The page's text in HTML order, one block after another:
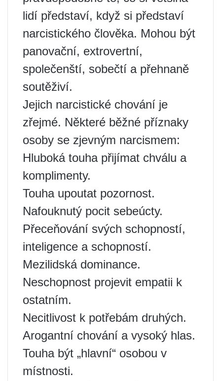
lidí představí, když si představí
narcistického člověka. Mohou být
panovační, extrovertní,
společenští, sobečtí a přehnaně
soutěživí.
Jejich narcistické chování je
zřejmé. Některé běžné příznaky
osoby se zjevným narcismem:
Hluboká touha přijímat chválu a
komplimenty.
Touha upoutat pozornost.
Nafouknutý pocit sebeúcty.
Přeceňování svých schopností,
inteligence a schopností.
Mezilidská dominance.
Neschopnost projevit empatii k
ostatním.
Necitlivost k potřebám druhých.
Arogantní chování a vysoký hlas.
Touha být „hlavní“ osobou v
místnosti.